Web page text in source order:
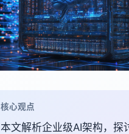
核心观点
本文解析企业级AI架构，探